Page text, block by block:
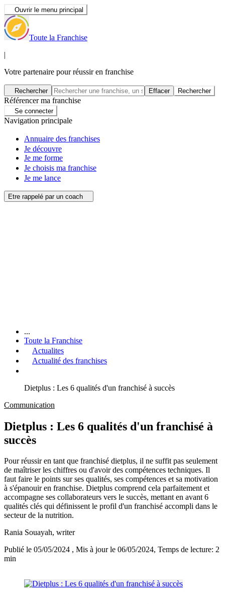
Ouvrir le menu principal
Toute la Franchise
|
Votre partenaire pour réussir en franchise
Rechercher Effacer Rechercher
Référencer ma franchise
Se connecter
Navigation principale
Annuaire des franchises
Je découvre
Je me forme
Je choisis ma franchise
Je me lance
Etre rappelé par un coach
...
Toute la Franchise
Actualites
Actualité des franchises
Dietplus : Les 6 qualités d'un franchisé à succès
Communication
Dietplus : Les 6 qualités d'un franchisé à
succès
Pour réussir en tant que franchisé dietplus, il ne suffit pas seulement
de maîtriser les chiffres ou d'avoir des compétences techniques. Il
faut faire le points sur ses qualités, ses compétences et sa motivation
à s'épanouir en franchise. Dietplus comprend cela parfaitement et
accompagne ses collaborateurs vers le succès, mettant en avant 6
qualités clés qui définissent le profil d'un franchisé accompli dans le
secteur de la nutrition.
Rania Souayah, writer
Publié le 05/05/2024 , Mis à jour le 06/05/2024, Temps de lecture: 2
min